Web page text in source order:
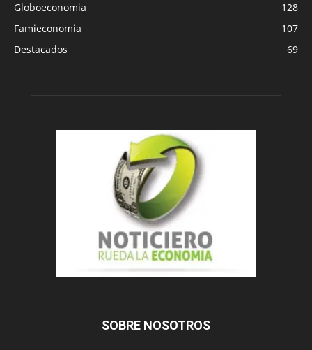
Globoeconomia
128
Famieconomia
107
Destacados
69
SOBRE NOSOTROS